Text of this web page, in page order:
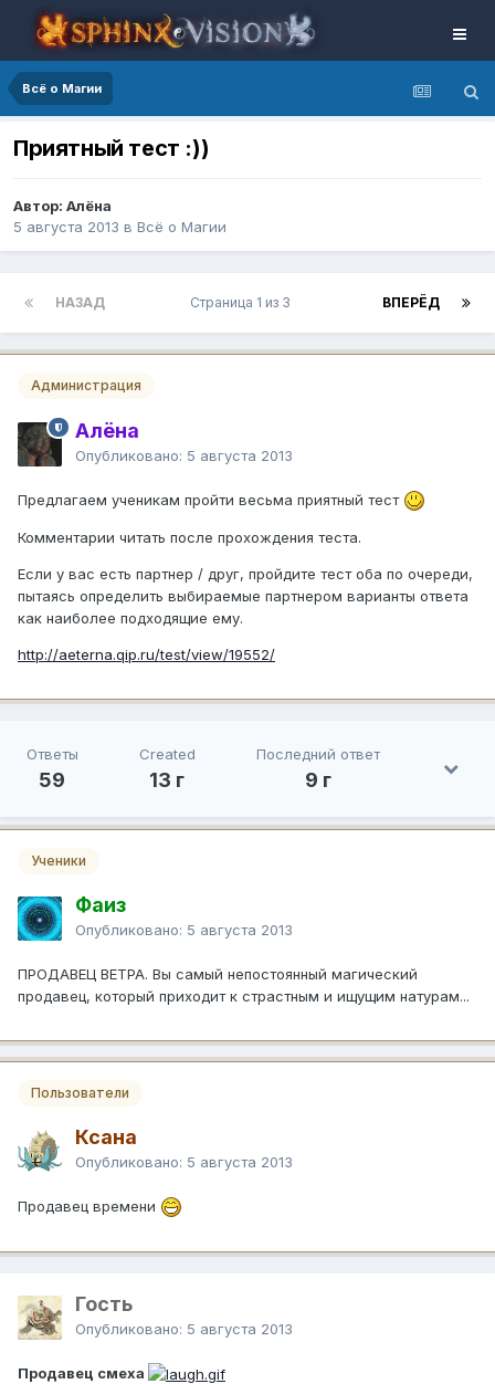
Всё о Магии
Приятный тест :))
Автор: Алёна
5 августа 2013 в Всё о Магии
НАЗАД ВПЕРЁД
Страница 1 из 3
Администрация
Алёна
Опубликовано: 5 августа 2013
Предлагаем ученикам пройти весьма приятный тест
Комментарии читать после прохождения теста.
Если у вас есть партнер / друг, пройдите тест оба по очереди,
пытаясь определить выбираемые партнером варианты ответа
как наиболее подходящие ему.
http://aeterna.qip.ru/test/view/19552/
Ответы
59
Created
13 г
Последний ответ
9 г
Ученики
Фаиз
Опубликовано: 5 августа 2013
ПРОДАВЕЦ ВЕТРА. Вы самый непостоянный магический
продавец, который приходит к страстным и ищущим натурам...
Пользователи
Ксана
Опубликовано: 5 августа 2013
Продавец времени
Гость
Опубликовано: 5 августа 2013
Продавец смеха